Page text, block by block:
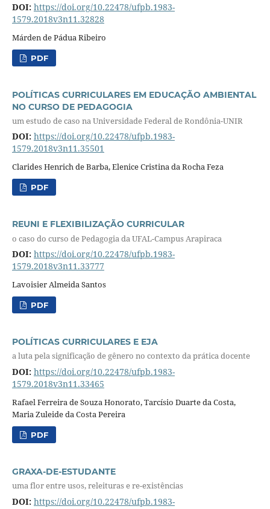
DOI: https://doi.org/10.22478/ufpb.1983-
1579.2018v3n11.32828
Márden de Pádua Ribeiro
PDF
POLÍTICAS CURRICULARES EM EDUCAÇÃO AMBIENTAL
NO CURSO DE PEDAGOGIA
um estudo de caso na Universidade Federal de Rondônia-UNIR
DOI: https://doi.org/10.22478/ufpb.1983-
1579.2018v3n11.35501
Clarides Henrich de Barba, Elenice Cristina da Rocha Feza
PDF
REUNI E FLEXIBILIZAÇÃO CURRICULAR
o caso do curso de Pedagogia da UFAL-Campus Arapiraca
DOI: https://doi.org/10.22478/ufpb.1983-
1579.2018v3n11.33777
Lavoisier Almeida Santos
PDF
POLÍTICAS CURRICULARES E EJA
a luta pela significação de gênero no contexto da prática docente
DOI: https://doi.org/10.22478/ufpb.1983-
1579.2018v3n11.33465
Rafael Ferreira de Souza Honorato, Tarcísio Duarte da Costa,
Maria Zuleide da Costa Pereira
PDF
GRAXA-DE-ESTUDANTE
uma flor entre usos, releituras e re-existências
DOI: https://doi.org/10.22478/ufpb.1983-